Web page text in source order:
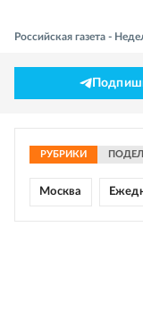
Российская газета -
РУБРИКИ
Москва